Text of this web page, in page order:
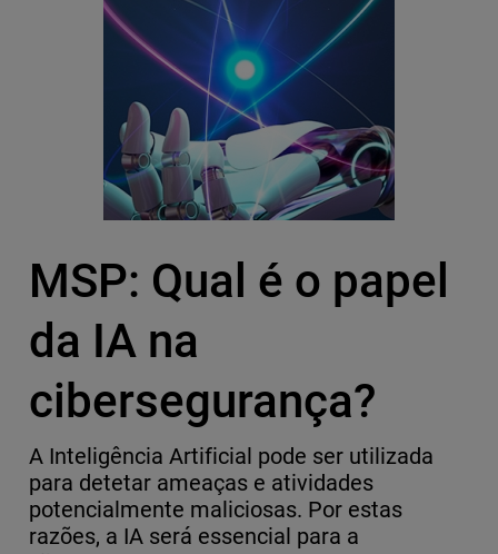
MSP: Qual é o papel
da IA na
cibersegurança?
A Inteligência Artificial pode ser utilizada
para detetar ameaças e atividades
potencialmente maliciosas. Por estas
razões, a IA será essencial para a